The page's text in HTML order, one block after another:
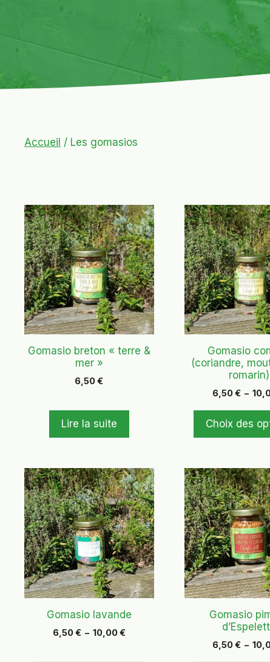
Accueil / Les gomasios
Gomasio breton « terre &
mer »
6,50€
Lire la suite
Gomasio
(coriandre,
romarin)
6,50€ –
Choix des
Ce
produit
a
plusieurs
variations.
Les
options
peuvent
être
choisies
sur
du
produit
Gomasio lavande
6,50€ – 10,00€Plage
Ce
produit
a
plusieurs
variations.
Les
options
peuvent
être
choisies
Gomasio
6,50€ –
Ce
produit
a
plusieurs
variations.
Les
options
peuvent
être
choisies